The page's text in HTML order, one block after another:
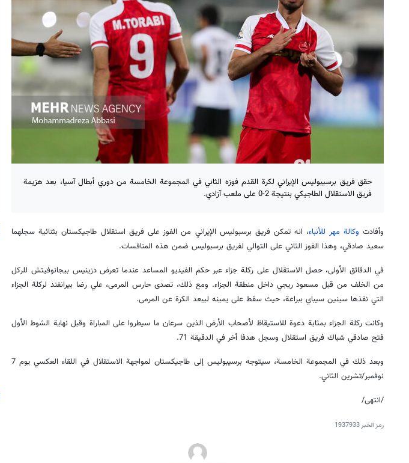
حقق فريق برسيبوليس الإيراني لكرة القدم فوزه الثاني في المجموعة الخامسة من دوري أبطال آسيا، بعد هزيمة
فريق الاستقلال الطاجيكي بنتيجة 2-0 على ملعب آزادي.
وأفادت وكالة مهر للأنباء، انه تمكن فريق برسبوليس الإيراني من الفوز على فريق استقلال طاجيكستان بثنائية سجلهما
سعيد صادقي، وهذا الفوز الثاني على التوالي لفريق برسبوليس ضمن هذه المنافسات.
في الدقائق الأولى، حصل الاستقلال على ركلة جزاء عبر حكم الفيديو المساعد عندما تعرض دزينيس بيجانوفيتش للركل
من الخلف من قبل مسعود ريجي داخل منطقة الجزاء. ومع ذلك، تصدى حارس المرمى، علي رضا بيرانفند لركلة الجزاء
التي نفذها سينين سيباي ببراعة، حيث سقط على يمينه ليبعد الكرة عن المرمى.
وكانت ركلة الجزاء بمثابة دعوة للاستيقاظ لأصحاب الأرض الذين سرعان ما سيطروا على المباراة وقبل نهاية الشوط الأول
فتح صادقي شباك فريق استقلال وسجل هدفا أخر في الدقيقة 71.
وبعد ذلك في المجموعة الخامسة، سيتوجه برسيبوليس إلى طاجيكستان لمواجهة الاستقلال في اللقاء العكسي يوم 7
نوفمبر/تشرين الثاني.
/انتهى/
رمز الخبر1937933